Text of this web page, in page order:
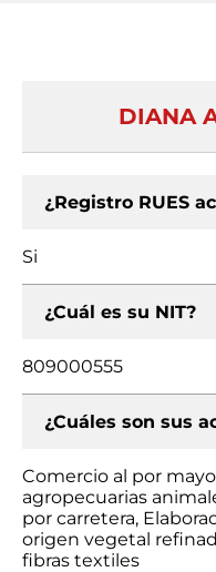
DIANA
¿Registro RUES
Si
¿Cuál es su NIT?
809000555
¿Cuáles son sus
Comercio al por
agropecuarias
por carretera,
origen vegetal
fibras textiles